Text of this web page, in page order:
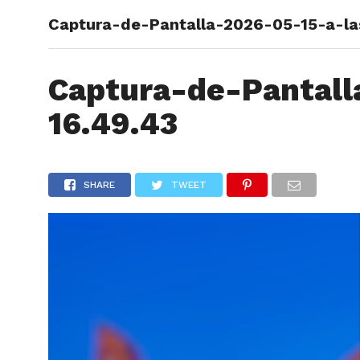
Captura-de-Pantalla-2026-05-15-a-
Captura-de-
16.49.43
SHARE TWEET